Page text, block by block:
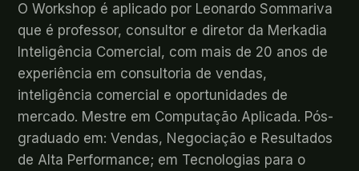
O Workshop é aplicado por Leonardo Sommariva
que é professor, consultor e diretor da Merkadia
Inteligência Comercial, com mais de 20 anos de
experiência em consultoria de vendas,
inteligência comercial e oportunidades de
mercado. Mestre em Computação Aplicada. Pós-
graduado em: Vendas, Negociação e Resultados
de Alta Performance; em Tecnologias para o